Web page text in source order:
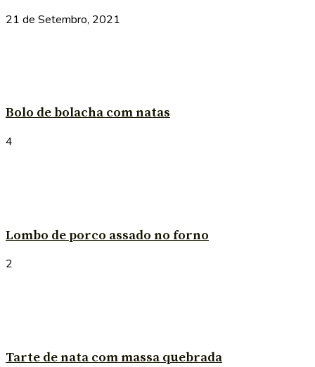
21 de Setembro, 2021
Bolo de bolacha com natas
4
Lombo de porco assado no forno
2
Tarte de nata com massa quebrada